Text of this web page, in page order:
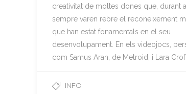
creativitat de moltes dones que, durant
sempre varen rebre el reconeixement
que han estat fonamentals en el seu
desenvolupament. En els videojocs,
com Samus Aran, de Metroid, i Lara
INFO